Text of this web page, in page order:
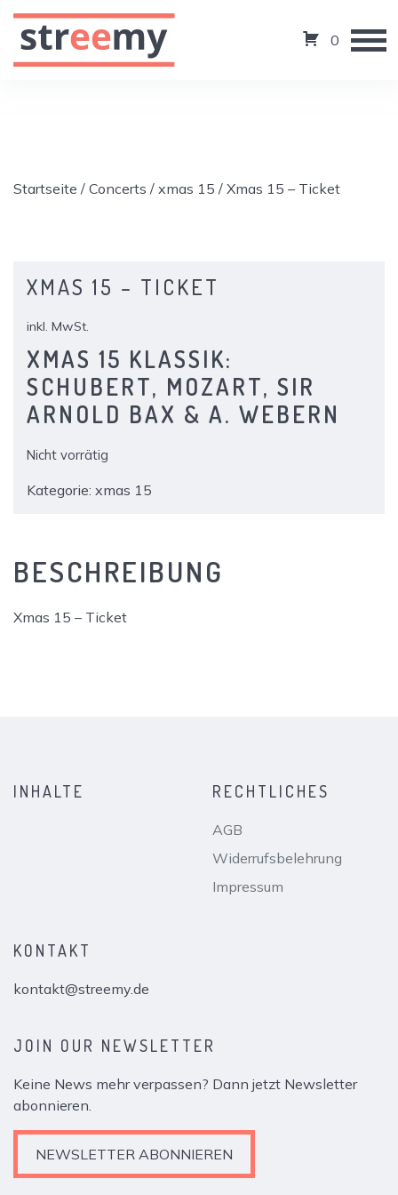
0
Startseite / Concerts / xmas 15 / Xmas 15 – Ticket
XMAS 15 – TICKET
inkl. MwSt.
XMAS 15 KLASSIK:
SCHUBERT, MOZART, SIR
ARNOLD BAX & A. WEBERN
Nicht vorrätig
Kategorie: xmas 15
BESCHREIBUNG
Xmas 15 – Ticket
INHALTE RECHTLICHES
AGB
Widerrufsbelehrung
Impressum
KONTAKT
kontakt@streemy.de
JOIN OUR NEWSLETTER
Keine News mehr verpassen? Dann jetzt Newsletter
abonnieren.
NEWSLETTER ABONNIEREN